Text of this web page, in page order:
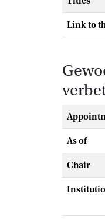
Link to
As of
Chair